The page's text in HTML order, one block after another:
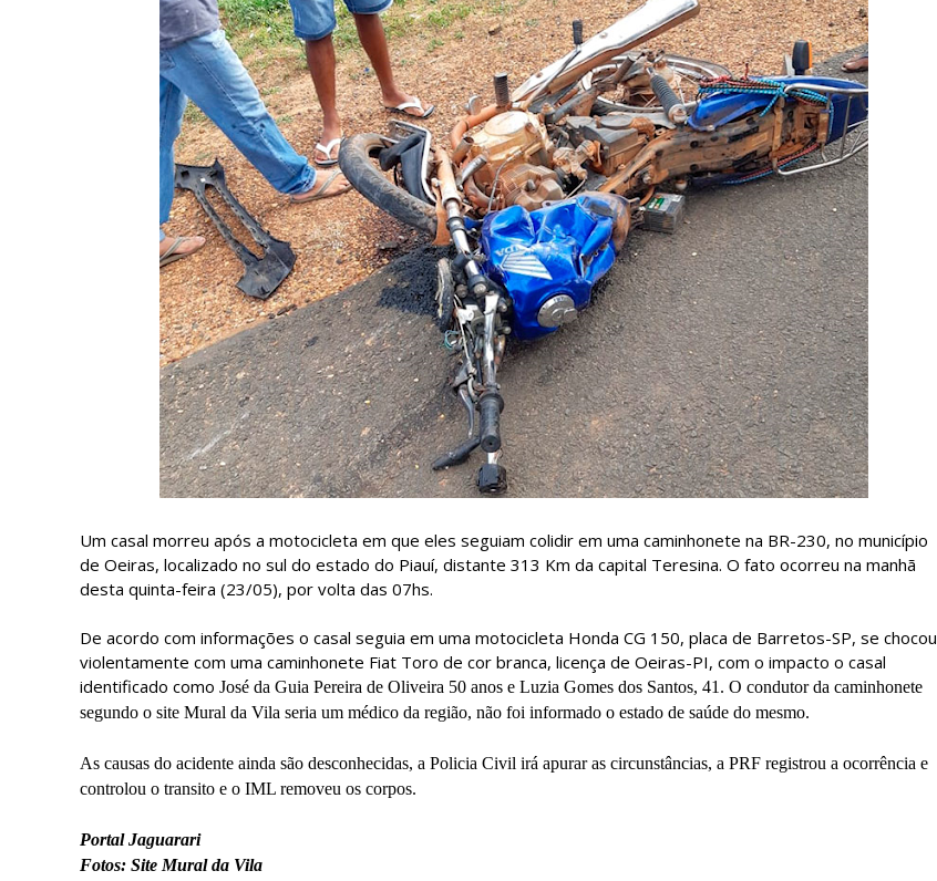
Um casal morreu após a motocicleta em que eles seguiam colidir em uma caminhonete na BR-230, no município
de Oeiras, localizado no sul do estado do Piauí, distante 313 Km da capital Teresina. O fato ocorreu na manhã
desta quinta-feira (23/05), por volta das 07hs.
De acordo com informações o casal seguia em uma motocicleta Honda CG 150, placa de Barretos-SP, se chocou
violentamente com uma caminhonete Fiat Toro de cor branca, licença de Oeiras-PI, com o impacto o casal
identificado como José da Guia Pereira de Oliveira 50 anos e Luzia Gomes dos Santos, 41. O condutor da caminhonete
segundo o site Mural da Vila seria um médico da região, não foi informado o estado de saúde do mesmo.
As causas do acidente ainda são desconhecidas, a Policia Civil irá apurar as circunstâncias, a PRF registrou a ocorrência e
controlou o transito e o IML removeu os corpos.
Portal Jaguarari
Fotos: Site Mural da Vila